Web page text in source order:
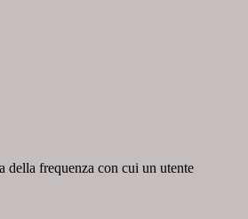
della frequenza con cui un utente